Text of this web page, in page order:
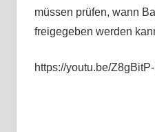
müssen prüfen, wann
freigegeben werden
https://youtu.be/